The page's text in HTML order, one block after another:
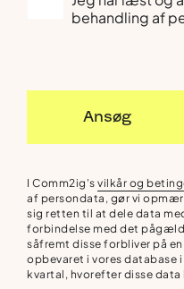
behandling af
Ansøg
I Comm2ig'svilkår og
af persondata, gør vi
sig retten til at dele data
forbindelse med det
såfremt disse forbliver på
opbevaret i vores database
kvartal, hvorefter disse